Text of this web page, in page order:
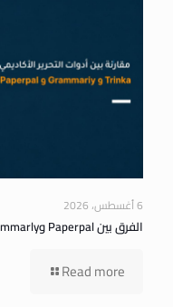
6 أغسطس، 2026
الفرق بين Paperpal وGrammarly للتحرير الأكاديمي
Read more